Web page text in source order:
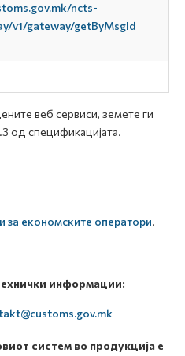
ncts-
v1/gateway/getByMsgId
веб сервиси, земете ги
од спецификацијата.
за економските оператори.
информации:
систем во продукција е